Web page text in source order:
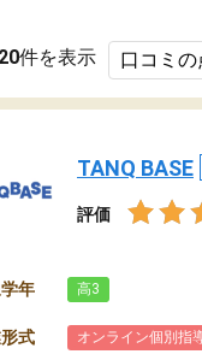
件を表示
TANQ BASE
評価
年 高3
式 オンライン個別指